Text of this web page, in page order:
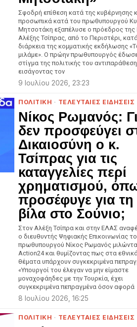
Σφοδρή επίθεση κατά της κυβέρνησης
προσωπικά κατά του πρωθυπουργού
Μητσοτάκη εξαπέλυσε ο πρόεδρος
Αλέξης Τσίπρας, από το Περιστέρι,
διάρκεια της κομματικής εκδήλωσης
μιλάμε». Ο πρώην πρωθυπουργός
στίγμα της πολιτικής του
εισάγοντας τον
9 Ιουλίου 2026, 23:23
ΠΟΛΙΤΙΚΗ · ΤΕΛΕΥΤΑΙΕΣ ΕΙΔΗΣΕΙΣ
Νίκος Ρωμανός:
δεν προσφεύγει
Δικαιοσύνη ο κ.
Τσίπρας για τις
καταγγελίες περί
χρηματισμού,
προσέφυγε για τη
βίλα στο Σούνιο;
Στον Αλέξη Τσίπρα και στην ΕΛΑΣ
ο διευθυντής Ψηφιακής Επικοινωνίας
πρωθυπουργού Νίκος Ρωμανός
Action24 και θυμίζοντας πως στα
θέματα υπάρχουν συγκεκριμένα
«Υπουργοί του έλεγαν να μην είμαστε
μοναχοφάηδες με την Τουρκία, έχει
συγκεκριμένα πεπραγμένα όσον αφορά
8 Ιουλίου 2026, 16:25
ΠΟΛΙΤΙΚΗ · ΤΕΛΕΥΤΑΙΕΣ ΕΙΔΗΣΕΙΣ